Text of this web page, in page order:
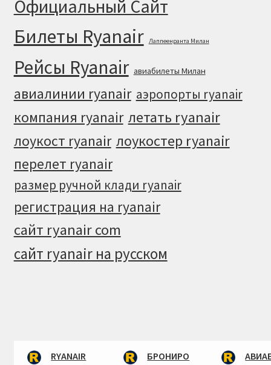
Официальный Cайт
Билеты Ryanair Лаппеенранта Милан
Рейсы Ryanair авиабилеты Милан
авиалинии ryanair аэропорты ryanair
компания ryanair летать ryanair
лоукост ryanair лоукостер ryanair
перелет ryanair
размер ручной клади ryanair
регистрация на ryanair
сайт ryanair com
сайт ryanair на русском
RYANAIR
БРОНИРО